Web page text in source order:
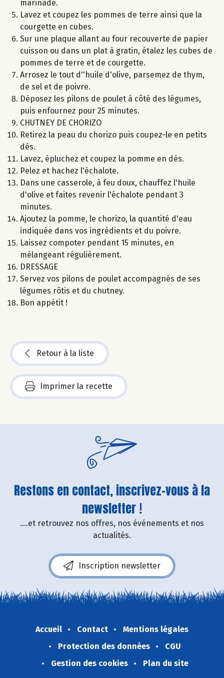
marinade.
Lavez et coupez les pommes de terre ainsi que la
courgette en cubes.
Sur une plaque allant au four recouverte de papier
cuisson ou dans un plat à gratin, étalez les cubes de
pommes de terre et de courgette.
Arrosez le tout d''huile d'olive, parsemez de thym,
de sel et de poivre.
Déposez les pilons de poulet à côté des légumes,
puis enfournez pour 25 minutes.
CHUTNEY DE CHORIZO
Retirez la peau du chorizo puis coupez-le en petits
dés.
Lavez, épluchez et coupez la pomme en dés.
Pelez et hachez l'échalote.
Dans une casserole, à feu doux, chauffez l'huile
d'olive et faites revenir l'échalote pendant 3
minutes.
Ajoutez la pomme, le chorizo, la quantité d'eau
indiquée dans vos ingrédients et du poivre.
Laissez compoter pendant 15 minutes, en
mélangeant régulièrement.
DRESSAGE
Servez vos pilons de poulet accompagnés de ses
légumes rôtis et du chutney.
Bon appétit !
Retour à la liste
Imprimer la recette
Restons en contact, inscrivez-vous à la
newsletter !
....et retrouvez nos offres, nos événements et nos
actualités.
Inscription newsletter
Accueil Contact
Mentions légales
Protection des données
CGU
Gestion des cookies
Plan du site